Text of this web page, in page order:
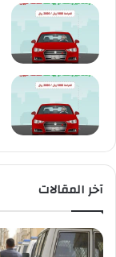
آخر المقالات